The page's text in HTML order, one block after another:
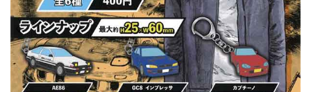
販促用空カプセル
レンタル